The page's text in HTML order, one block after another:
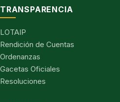
TRANSPARENCIA
LOTAIP
Rendición de Cuentas
Ordenanzas
Gacetas Oficiales
Resoluciones